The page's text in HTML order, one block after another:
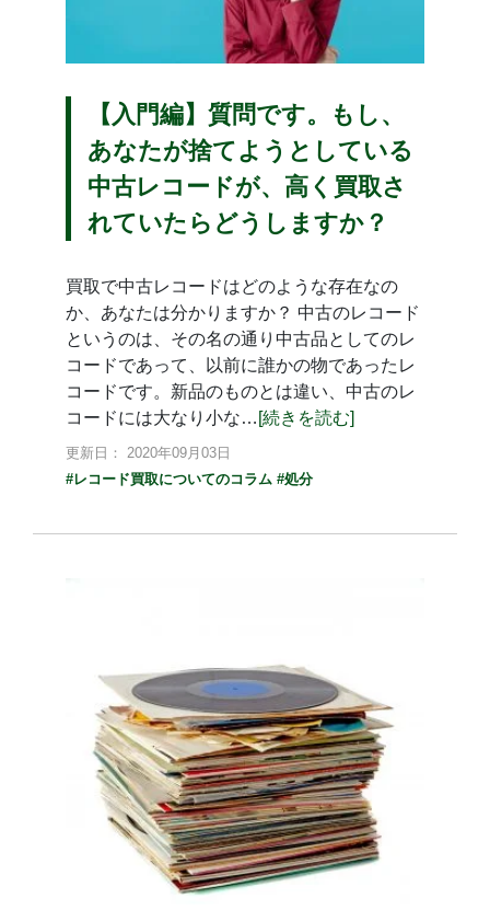
【入門編】質問です。もし、
あなたが捨てようとしている
中古レコードが、高く買取さ
れていたらどうしますか？
買取で中古レコードはどのような存在なの
か、あなたは分かりますか？ 中古のレコード
というのは、その名の通り中古品としてのレ
コードであって、以前に誰かの物であったレ
コードです。新品のものとは違い、中古のレ
コードには大なり小な… [続きを読む]
更新日： 2020年09月03日
#レコード買取についてのコラム #処分